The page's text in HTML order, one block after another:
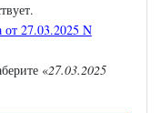
от 27.03.2025 N
«27.03.2025